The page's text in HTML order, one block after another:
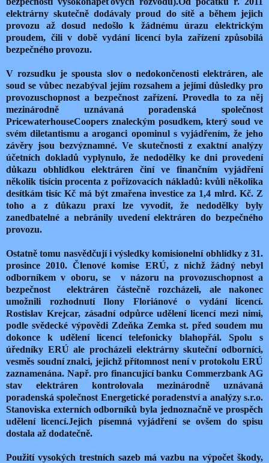
elektrárny skutečně dodávaly proud do sítě a během jejich
provozu až dosud nedošlo k žádnému úrazu elektrickým
proudem, čili v době vydání licencí byla zařízení způsobilá
bezpečného provozu.
V rozsudku je spousta slov o nedokončenosti elektráren, ale
soud se vůbec nezabýval jejím rozsahem a jejími důsledky pro
provozuschopnost a bezpečnost zařízení. Provedla to za něj
mezinárodně uznávaná poradenská společnost
PricewaterhouseCoopers znaleckým posudkem, který soud ve
svém diletantismu a aroganci opominul s vyjádřením, že jeho
závěry jsou bezvýznamné. Ve skutečnosti z exaktní analýzy
účetních dokladů vyplynulo, že nedodělky ke dni provedení
důkazu obhlídkou elektráren činí ve finančním vyjádření
několik tisícin procenta z pořizovacích nákladů: kvůli několika
desítkám tisíc Kč má být zmařena investice za 1,4 mlrd. Kč. Z
toho a z důkazu praxí lze vyvodit, že nedodělky byly
zanedbatelné a nebránily uvedení elektráren do bezpečného
provozu.
Ostatně tomu nasvědčují i výsledky komisionelní obhlídky z 31.
prosince 2010. Členové komise ERÚ, z nichž žádný nebyl
odborníkem v oboru, se v názoru na provozuschopnost a
bezpečnost elektráren částečně rozcházeli, ale nakonec
umožnili rozhodnutí Ilony Floriánové o vydání licencí.
Rostislav Krejcar, zásadní odpůrce udělení licencí mezi nimi,
podle svědecké výpovědi Zdeňka Zemka st. před soudem mu
dokonce k udělení licencí telefonicky blahopřál. Spolu s
úředníky ERÚ ale procházeli elektrárny skuteční odborníci,
vesměs soudní znalci, jejichž přítomnost není v protokolu ERÚ
zaznamenána. Např. pro financující banku Commerzbank AG
stav elektráren kontrolovala mezinárodně uznávaná
poradenská společnost Energetické poradenství a analýzy s.r.o.
Stanoviska externích odborníků byla jednoznačně ve prospěch
udělení licencí.Jejich písemná vyjádření se ovšem do spisu
dostala až dodatečně.
Použití vysokých trestních sazeb má vazbu na výpočet škody,